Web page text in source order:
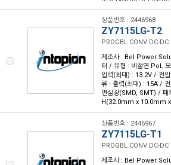
상품번호 : 2446968
ZY7115LG-T2
PROGBL CONV DC-
제조사 : Bel Power
터 / 유형 : 비절연 PoL
입력(최대) : 13.2V / 전
류 - 출력(최대) : 15A /
면실장(SMD, SMT) / 패
H(32.0mm x 10.0mm x
상품번호 : 2446967
ZY7115LG-T1
PROGBL CONV DC-
제조사 : Bel Power